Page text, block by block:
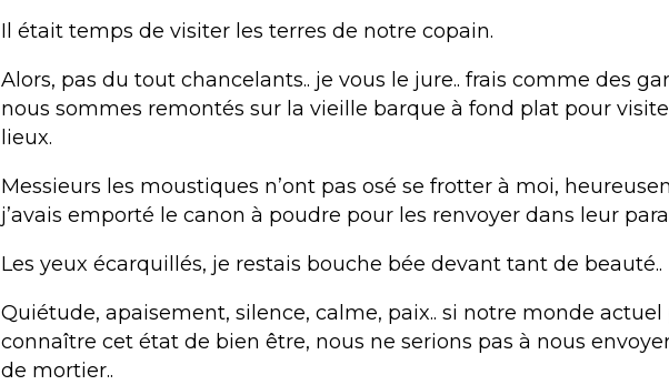
Il était temps de visiter les terres de notre copain.
Alors, pas du tout chancelants.. je vous le jure.. frais comme des
nous sommes remontés sur la vieille barque à fond plat pour
lieux.
Messieurs les moustiques n’ont pas osé se frotter à moi,
j’avais emporté le canon à poudre pour les renvoyer dans leur
Les yeux écarquillés, je restais bouche bée devant tant de beauté..
Quiétude, apaisement, silence, calme, paix.. si notre monde
connaître cet état de bien être, nous ne serions pas à nous
de mortier..